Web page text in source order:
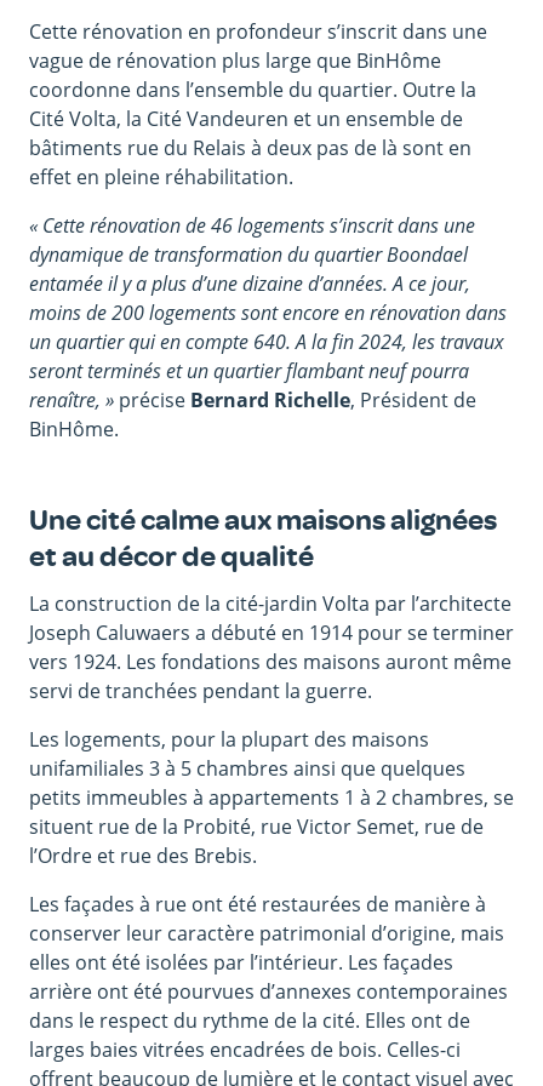
Cette rénovation en profondeur s’inscrit dans une
vague de rénovation plus large que BinHôme
coordonne dans l’ensemble du quartier. Outre la
Cité Volta, la Cité Vandeuren et un ensemble de
bâtiments rue du Relais à deux pas de là sont en
effet en pleine réhabilitation.
« Cette rénovation de 46 logements s’inscrit dans une
dynamique de transformation du quartier Boondael
entamée il y a plus d’une dizaine d’années. A ce jour,
moins de 200 logements sont encore en rénovation dans
un quartier qui en compte 640. A la fin 2024, les travaux
seront terminés et un quartier flambant neuf pourra
renaître, » précise Bernard Richelle, Président de
BinHôme.
Une cité calme aux maisons alignées
et au décor de qualité
La construction de la cité-jardin Volta par l’architecte
Joseph Caluwaers a débuté en 1914 pour se terminer
vers 1924. Les fondations des maisons auront même
servi de tranchées pendant la guerre.
Les logements, pour la plupart des maisons
unifamiliales 3 à 5 chambres ainsi que quelques
petits immeubles à appartements 1 à 2 chambres, se
situent rue de la Probité, rue Victor Semet, rue de
l’Ordre et rue des Brebis.
Les façades à rue ont été restaurées de manière à
conserver leur caractère patrimonial d’origine, mais
elles ont été isolées par l’intérieur. Les façades
arrière ont été pourvues d’annexes contemporaines
dans le respect du rythme de la cité. Elles ont de
larges baies vitrées encadrées de bois. Celles-ci
offrent beaucoup de lumière et le contact visuel avec